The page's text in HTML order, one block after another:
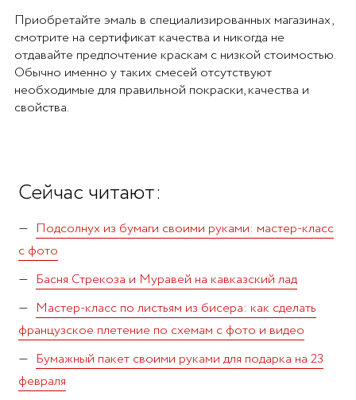
Приобретайте эмаль в специализированных магазинах,
смотрите на сертификат качества и никогда не
отдавайте предпочтение краскам с низкой стоимостью.
Обычно именно у таких смесей отсутствуют
необходимые для правильной покраски, качества и
свойства.
Сейчас читают:
Подсолнух из бумаги своими руками: мастер-класс
с фото
Басня Стрекоза и Муравей на кавказский лад
Мастер-класс по листьям из бисера: как сделать
французское плетение по схемам с фото и видео
Бумажный пакет своими руками для подарка на 23
февраля